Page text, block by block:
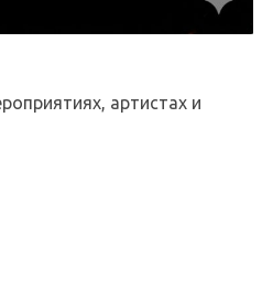
артистах и